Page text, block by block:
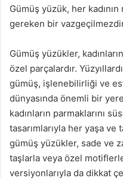
Gümüş yüzük, her
gereken bir
Gümüş yüzükler,
özel parçalardır.
gümüş, işlenebilirliği ve
dünyasında önemli bir
kadınların parmaklarını
tasarımlarıyla her yaşa
gümüş yüzükler, sade ve
taşlarla veya özel
versiyonlarıyla da dikkat